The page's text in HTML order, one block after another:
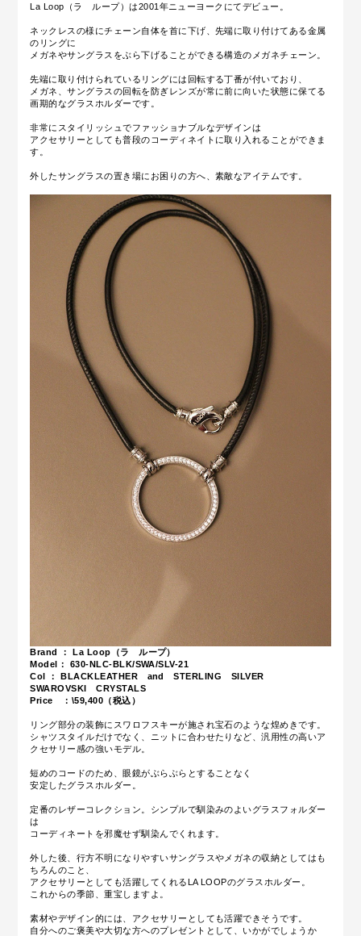
La Loop（ラ ループ）は2001年ニューヨークにてデビュー。
ネックレスの様にチェーン自体を首に下げ、先端に取り付けてある金属
のリングに
メガネやサングラスをぶら下げることができる構造のメガネチェーン。
先端に取り付けられているリングには回転する丁番が付いており、
メガネ、サングラスの回転を防ぎレンズが常に前に向いた状態に保てる
画期的なグラスホルダーです。
非常にスタイリッシュでファッショナブルなデザインは
アクセサリーとしても普段のコーディネイトに取り入れることができま
す。
外したサングラスの置き場にお困りの方へ、素敵なアイテムです。
Brand ： La Loop（ラ ループ）
Model： 630-NLC-BLK/SWA/SLV-21
Col ： BLACKLEATHER and STERLING SILVER
SWAROVSKI CRYSTALS
Price ：\59,400（税込）
リング部分の装飾にスワロフスキーが施され宝石のような煌めきです。
シャツスタイルだけでなく、ニットに合わせたりなど、汎用性の高いア
クセサリー感の強いモデル。
短めのコードのため、眼鏡がぶらぶらとすることなく
安定したグラスホルダー。
定番のレザーコレクション。シンプルで馴染みのよいグラスフォルダー
は
コーディネートを邪魔せず馴染んでくれます。
外した後、行方不明になりやすいサングラスやメガネの収納としてはも
ちろんのこと、
アクセサリーとしても活躍してくれるLA LOOPのグラスホルダー。
これからの季節、重宝しますよ。
素材やデザイン的には、アクセサリーとしても活躍できそうです。
自分へのご褒美や大切な方へのプレゼントとして、いかがでしょうか